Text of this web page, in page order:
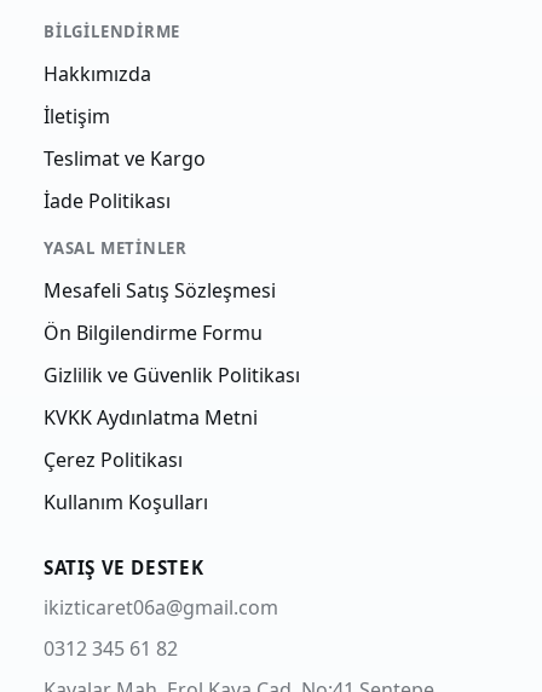
BILGILENDIRME
Hakkımızda
İletişim
Teslimat ve Kargo
İade Politikası
YASAL METINLER
Mesafeli Satış Sözleşmesi
Ön Bilgilendirme Formu
Gizlilik ve Güvenlik Politikası
KVKK Aydınlatma Metni
Çerez Politikası
Kullanım Koşulları
SATIŞ VE DESTEK
ikizticaret06a@gmail.com
0312 345 61 82